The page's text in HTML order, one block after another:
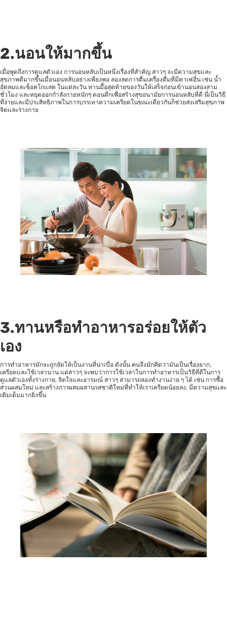
2.นอนให้มากขึ้น
เมื่อพูดถึงการดูแลตัวเอง การนอนหลับเป็นหนึ่งเรื่องที่สำคัญ สาวๆ จะมีความสุขและ
สุขภาพดีมากขึ้นเมื่อนอนหลับอย่างเพียงพอ ลองลดการดื่มเครื่องดื่มที่มีคาเฟอีน เช่น น้ำ
อัดลมและช็อคโกแลต ในแต่ละวัน ทานมื้อสุดท้ายของวันให้เสร็จก่อนเข้านอนสองสาม
ชั่วโมง และหยุดออกกำลังกายหนักๆ ตอนดึกเพื่อสร้างสุขอนามัยการนอนหลับที่ดี นี่เป็นวิธี
ที่ง่ายและมีประสิทธิภาพในการบรรเทาความเครียดในขณะเดียวกันก็ช่วยส่งเสริมสุขภาพ
จิตและร่างกาย
3.ทานหรือทำอาหารอร่อยให้ตัว
เอง
การทำอาหารมักจะถูกจัดให้เป็นงานที่น่าเบื่อ ดังนั้น คนจึงมักคิดว่ามันเป็นเรื่องยาก,
เครียดและใช้เวลานาน แต่สาวๆ จะพบว่าการใช้เวลาในการทำอาหารเป็นวิธีที่ดีในการ
ดูแลตัวเองทั้งร่างกาย, จิตใจและอารมณ์ สาวๆ สามารถลองทำงานง่าย ๆ ได้ เช่น การซื้อ
ส่วนผสมใหม่ และสร้างการผสมผสานรสชาติใหม่ที่ทำให้เราเครียดน้อยลง, มีความสุขและ
เติมเต็มมากยิ่งขึ้น